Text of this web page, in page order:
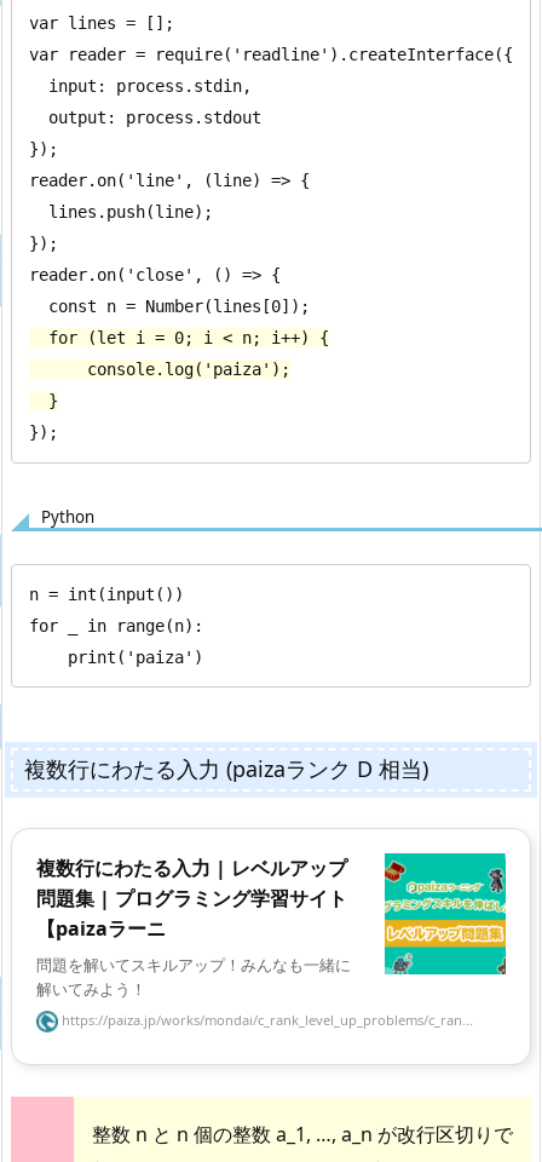
var lines = [];
var reader = require('readline').createInterface({
});
reader.on('line', (line) => {
});
reader.on('close', () => {
  }
});
Python
n = int(input())
for _ in range(n):
    print('paiza')
複数行にわたる入力 (paizaランク D 相当)
複数行にわたる入力 | レベルアップ
問題集 | プログラミング学習サイト
【paizaラーニ
問題を解いてスキルアップ！みんなも一緒に
解いてみよう！
https://paiza.jp/works/mondai/c_rank_level_up_problems/c_ran...
整数 n と n 個の整数 a_1, …, a_n が改行区切りで